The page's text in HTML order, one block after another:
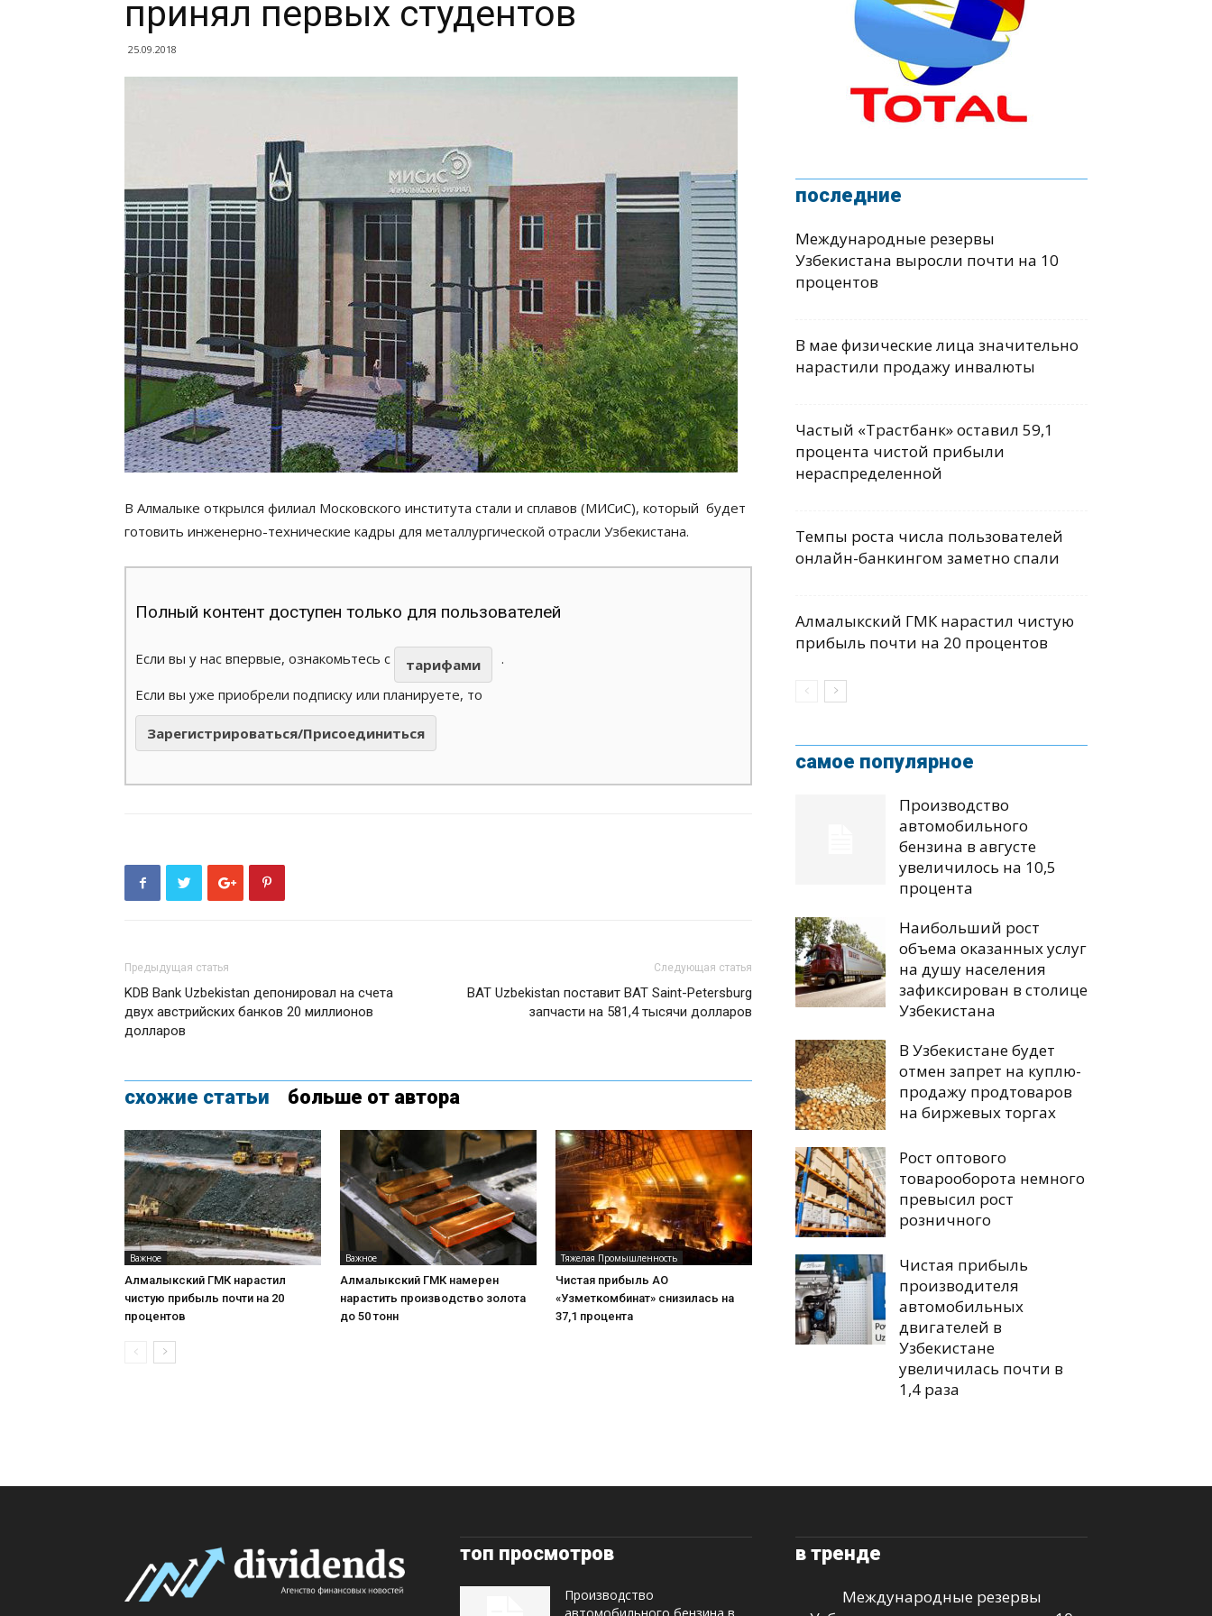
принял первых студентов
25.09.2018
В Алмалыке открылся филиал Московского института стали и сплавов (МИСиС), который будет
готовить инженерно-технические кадры для металлургической отрасли Узбекистана.
Полный контент доступен только для пользователей
Если вы у нас впервые, ознакомьтесь с тарифами
.
Если вы уже приобрели подписку или планируете, то
Зарегистрироваться/Присоединиться
Предыдущая статья
KDB Bank Uzbekistan депонировал на счета
двух австрийских банков 20 миллионов
долларов
Следующая статья
BAT Uzbekistan поставит BAT Saint-Petersburg
запчасти на 581,4 тысячи долларов
схожие статьи больше от автора
Важное
Алмалыкский ГМК нарастил
чистую прибыль почти на 20
процентов
Важное
Алмалыкский ГМК намерен
нарастить производство золота
до 50 тонн
Тяжелая Промышленность
Чистая прибыль АО
«Узметкомбинат» снизилась на
37,1 процента
последние
Международные резервы
Узбекистана выросли почти на 10
процентов
В мае физические лица значительно
нарастили продажу инвалюты
Частый «Трастбанк» оставил 59,1
процента чистой прибыли
нераспределенной
Темпы роста числа пользователей
онлайн-банкингом заметно спали
Алмалыкский ГМК нарастил чистую
прибыль почти на 20 процентов
самое популярное
Производство
автомобильного
бензина в августе
увеличилось на 10,5
процента
Наибольший рост
объема оказанных услуг
на душу населения
зафиксирован в столице
Узбекистана
В Узбекистане будет
отмен запрет на куплю-
продажу продтоваров
на биржевых торгах
Рост оптового
товарооборота немного
превысил рост
розничного
Чистая прибыль
производителя
автомобильных
двигателей в
Узбекистане
увеличилась почти в
1,4 раза
топ просмотров
Производство
в тренде
Международные резервы